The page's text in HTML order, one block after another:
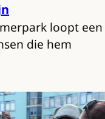
loopt een
die hem